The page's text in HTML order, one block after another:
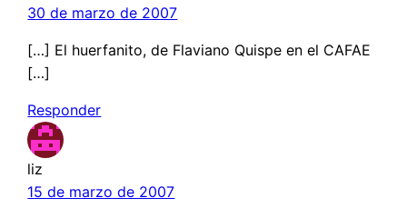
30 de marzo de 2007
[…] El huerfanito, de Flaviano Quispe en el CAFAE
[…]
Responder
liz
15 de marzo de 2007